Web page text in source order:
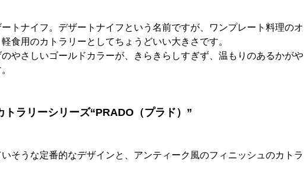
トナイフ。デザートナイフという名前ですが、ワンプレート料理のオ
食用のカトラリーとしてちょうどいい大きさです。
やさしいゴールドカラーが、きらきらしすぎず、温もりのあるかがや
トラリーシリーズ“PRADO（プラド）”
そうな定番的なデザインと、アンティーク風のフィニッシュのカトラ